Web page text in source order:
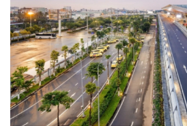
Ăn sạch sống khỏe